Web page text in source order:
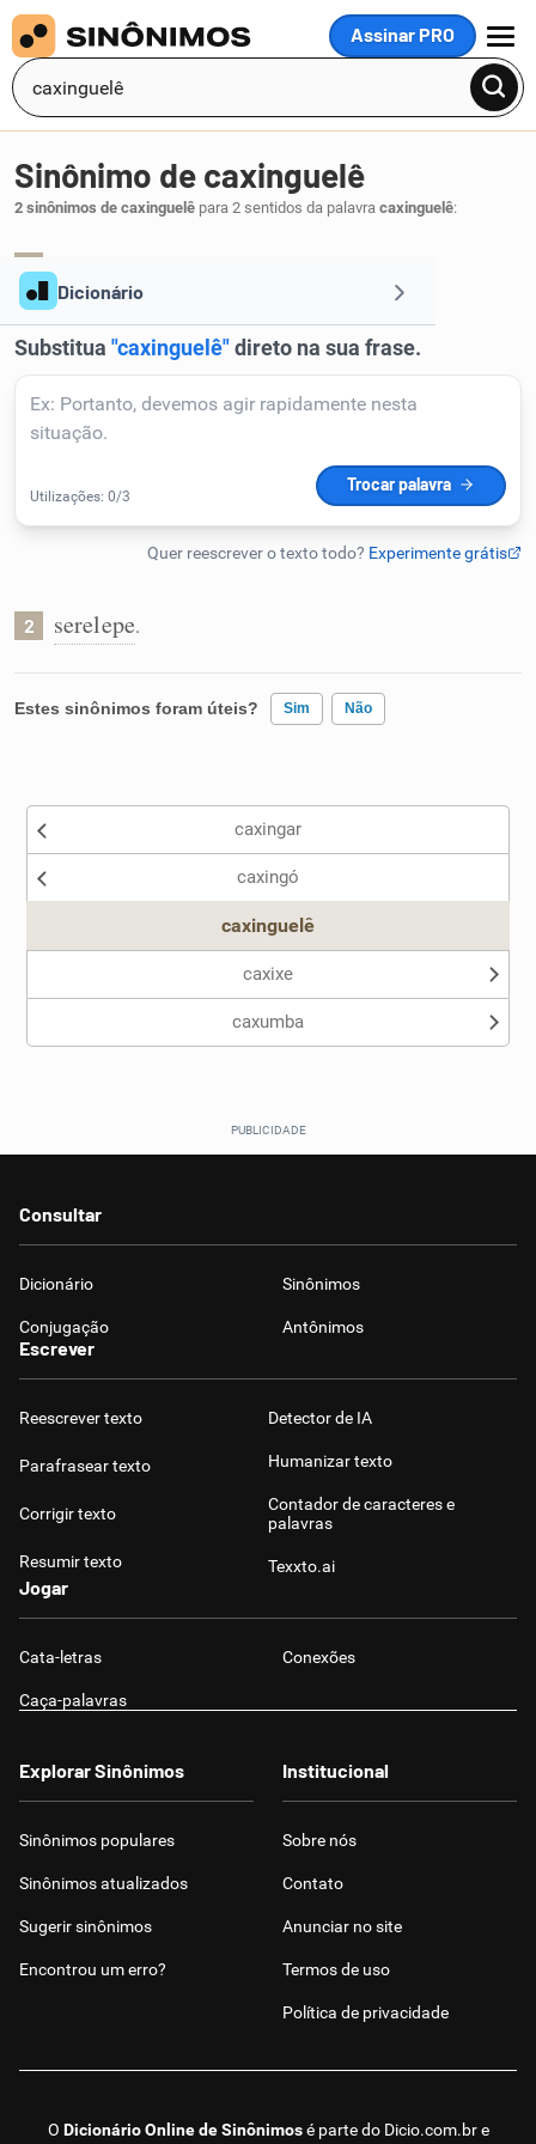
Assinar PRO
MENU
Dicionário
Sinônimos
Reescrever Texto
Resumir Texto
Corrigir Texto
Sinônimo de caxinguelê
2 sinônimos de caxinguelê para 2 sentidos da palavra caxinguelê:
1 esquilo
2 serelepe.
Estes sinônimos foram úteis? Sim Não
Nenhum dos sinônimos apresentados me ajudou
caxingar
caxingó
caxinguelê
caxixe
caxumba
Consultar
Dicionário Sinônimos
Conjugação Antônimos
Escrever
Reescrever texto
Parafrasear texto
Corrigir texto
Resumir texto
Detector de IA
Humanizar texto
Contador de caracteres e
palavras
Texxto.ai
Jogar
Cata-letras Conexões
Caça-palavras
O Dicionário Online de Sinônimosé parte do Dicio.com.bre
Explorar Sinônimos
Sinônimos populares
Sinônimos atualizados
Sugerir sinônimos
Encontrou um erro?
Institucional
Sobre nós
Contato
Anunciar no site
Termos de uso
Política de privacidade